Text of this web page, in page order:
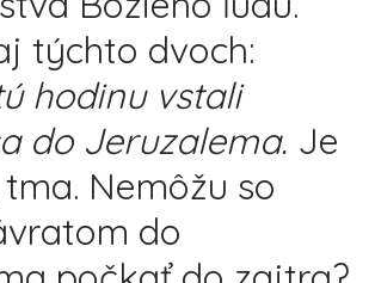
týchto dvoch:
hodinu vstali
do Jeruzalema. Je
Nemôžu so
do